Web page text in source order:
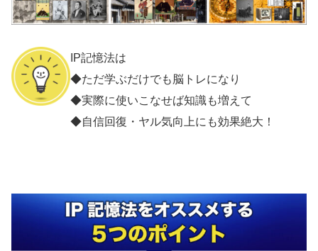
IP記憶法は
◆ただ学ぶだけでも脳トレになり
◆実際に使いこなせば知識も増えて
◆自信回復・ヤル気向上にも効果絶大！